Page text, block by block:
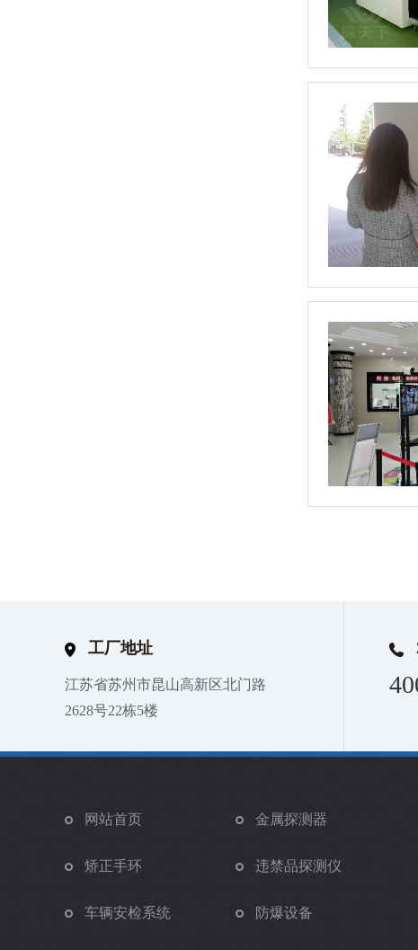
工厂地址
江苏省苏州市昆山高新区北门路
2628号22栋5楼
网站首页 金属探测器
矫正手环 违禁品探测仪
车辆安检系统 防爆设备